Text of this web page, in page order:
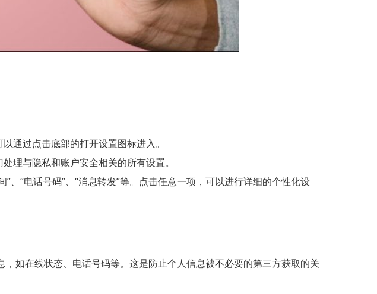
通过点击底部的打开设置图标进入。
理与隐私和账户安全相关的所有设置。
、“电话号码”、“消息转发”等。点击任意一项，可以进行详细的个性化设
如在线状态、电话号码等。这是防止个人信息被不必要的第三方获取的关